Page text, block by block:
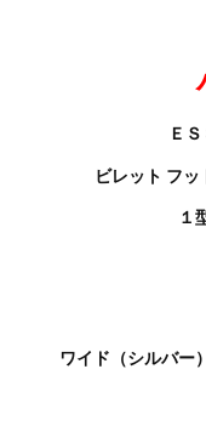
Ｅ
ビレット フッ
１
ワイド（シルバー）